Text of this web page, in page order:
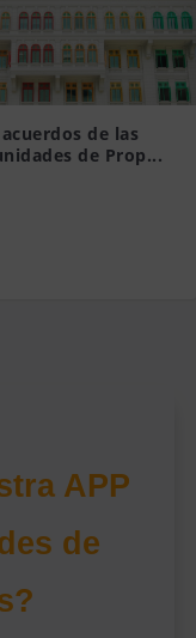
de las
de Prop...
APP
de